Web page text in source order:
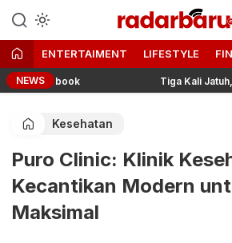
radarbaru.com
Informasi Berita Terbaru
Terkini Hari Ini
ENTERTAIMENT LIFESTYLE
NEWS Tiga Kali Jatuh,
Kesehatan
Puro Clinic: Klinik
Kecantikan Modern
Maksimal